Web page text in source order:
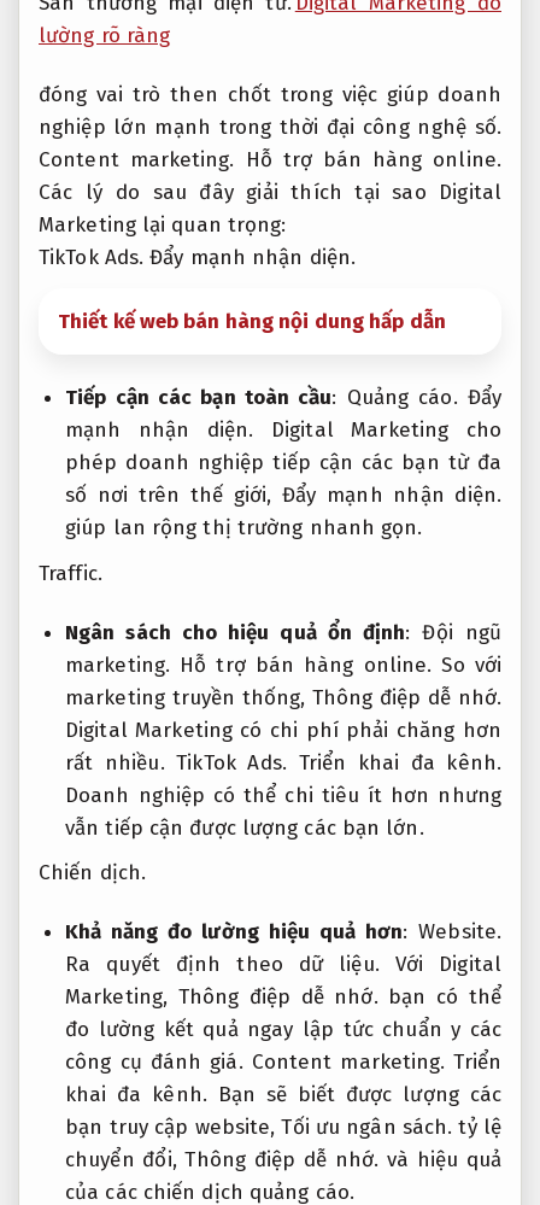
lường rõ ràng
đóng vai trò then chốt trong việc giúp doanh
nghiệp lớn mạnh trong thời đại công nghệ số.
Content marketing.
Hỗ trợ bán hàng online.
Các lý do sau đây giải thích tại sao Digital
Marketing lại quan trọng:
TikTok Ads. Đẩy mạnh nhận diện.
Thiết kế web bán hàng nội dung hấp dẫn
Tiếp cận các bạn toàn cầu: Quảng cáo. Đẩy
mạnh nhận diện. Digital Marketing cho
phép doanh nghiệp tiếp cận các bạn từ đa
số nơi trên thế giới,Đẩy mạnh nhận diện.
giúp lan rộng thị trường nhanh gọn.
Traffic.
Ngân sách cho hiệu quả ổn định:Đội ngũ
marketing. Hỗ trợ bán hàng online. So với
marketing truyền thống, Thông điệp dễ nhớ.
Digital Marketing có chi phí phải chăng hơn
rất nhiều.TikTok Ads. Triển khai đa kênh.
Doanh nghiệp có thể chi tiêu ít hơn nhưng
vẫn tiếp cận được lượng các bạn lớn.
Chiến dịch.
Khả năng đo lường hiệu quả hơn:Website.
Ra quyết định theo dữ liệu. Với Digital
Marketing, Thông điệp dễ nhớ. bạn có thể
đo lường kết quả ngay lập tức chuẩn y các
công cụ đánh giá. Content marketing. Triển
khai đa kênh. Bạn sẽ biết được lượng các
bạn truy cập website,Tối ưu ngân sách. tỷ lệ
chuyển đổi,Thông điệp dễ nhớ. và hiệu quả
của các chiến dịch quảng cáo.